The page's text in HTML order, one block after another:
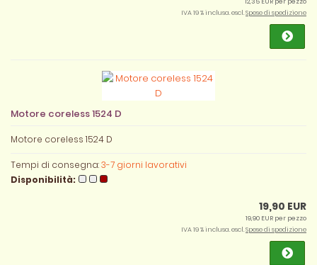
IVA 19 % inclusa. escl.Spese di spedizione
Motore coreless 1524 D
Motore coreless 1524 D
Tempi di consegna:3-7 giorni lavorativi
Disponibilità:
19,90 EUR
19,90 EUR per pezzo
IVA 19 % inclusa. escl.Spese di spedizione